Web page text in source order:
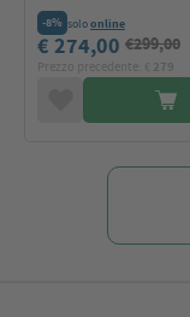
-8% soloonline
€ 274,00 €299,00